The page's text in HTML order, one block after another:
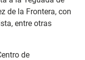
de la Frontera, con
entre otras
de